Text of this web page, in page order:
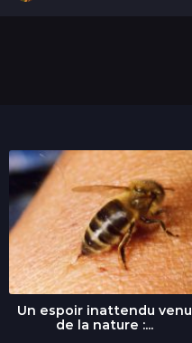
Un espoir inattendu venu
de la nature :...